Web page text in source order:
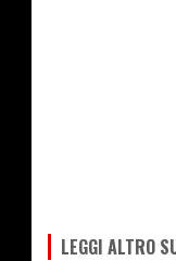
LEGGI ALTRO